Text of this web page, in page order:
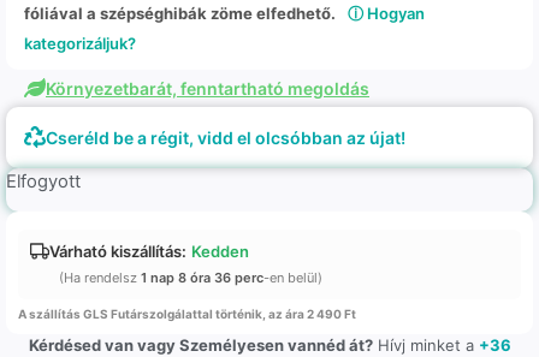
fóliával a szépséghibák zöme elfedhető.
ⓘ Hogyan
kategorizáljuk?
Környezetbarát, fenntartható megoldás
Cseréld be a régit, vidd el olcsóbban az újat!
Elfogyott
Várható kiszállítás: Kedden
(Ha rendelsz 1 nap 8 óra 36 perc-en belül)
A szállítás GLS Futárszolgálattal történik, az ára 2 490 Ft
Kérdésed van vagy Személyesen vannéd át?Hívj minket a +36